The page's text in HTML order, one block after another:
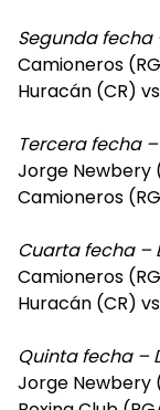
Segunda fecha
Camioneros
Huracán (CR)
Tercera fecha
Jorge Newbery
Camioneros
Cuarta fecha –
Camioneros
Huracán (CR)
Quinta fecha –
Jorge Newbery